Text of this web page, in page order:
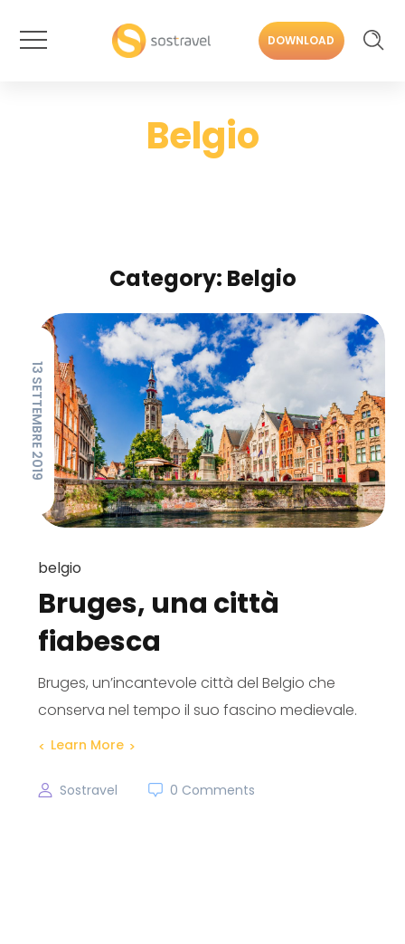
DOWNLOAD
Belgio
Category: Belgio
13 SETTEMBRE 2019
belgio
Bruges, una città
fiabesca
Bruges, un’incantevole città del Belgio che
conserva nel tempo il suo fascino medievale.
Learn More
Sostravel 0 Comments